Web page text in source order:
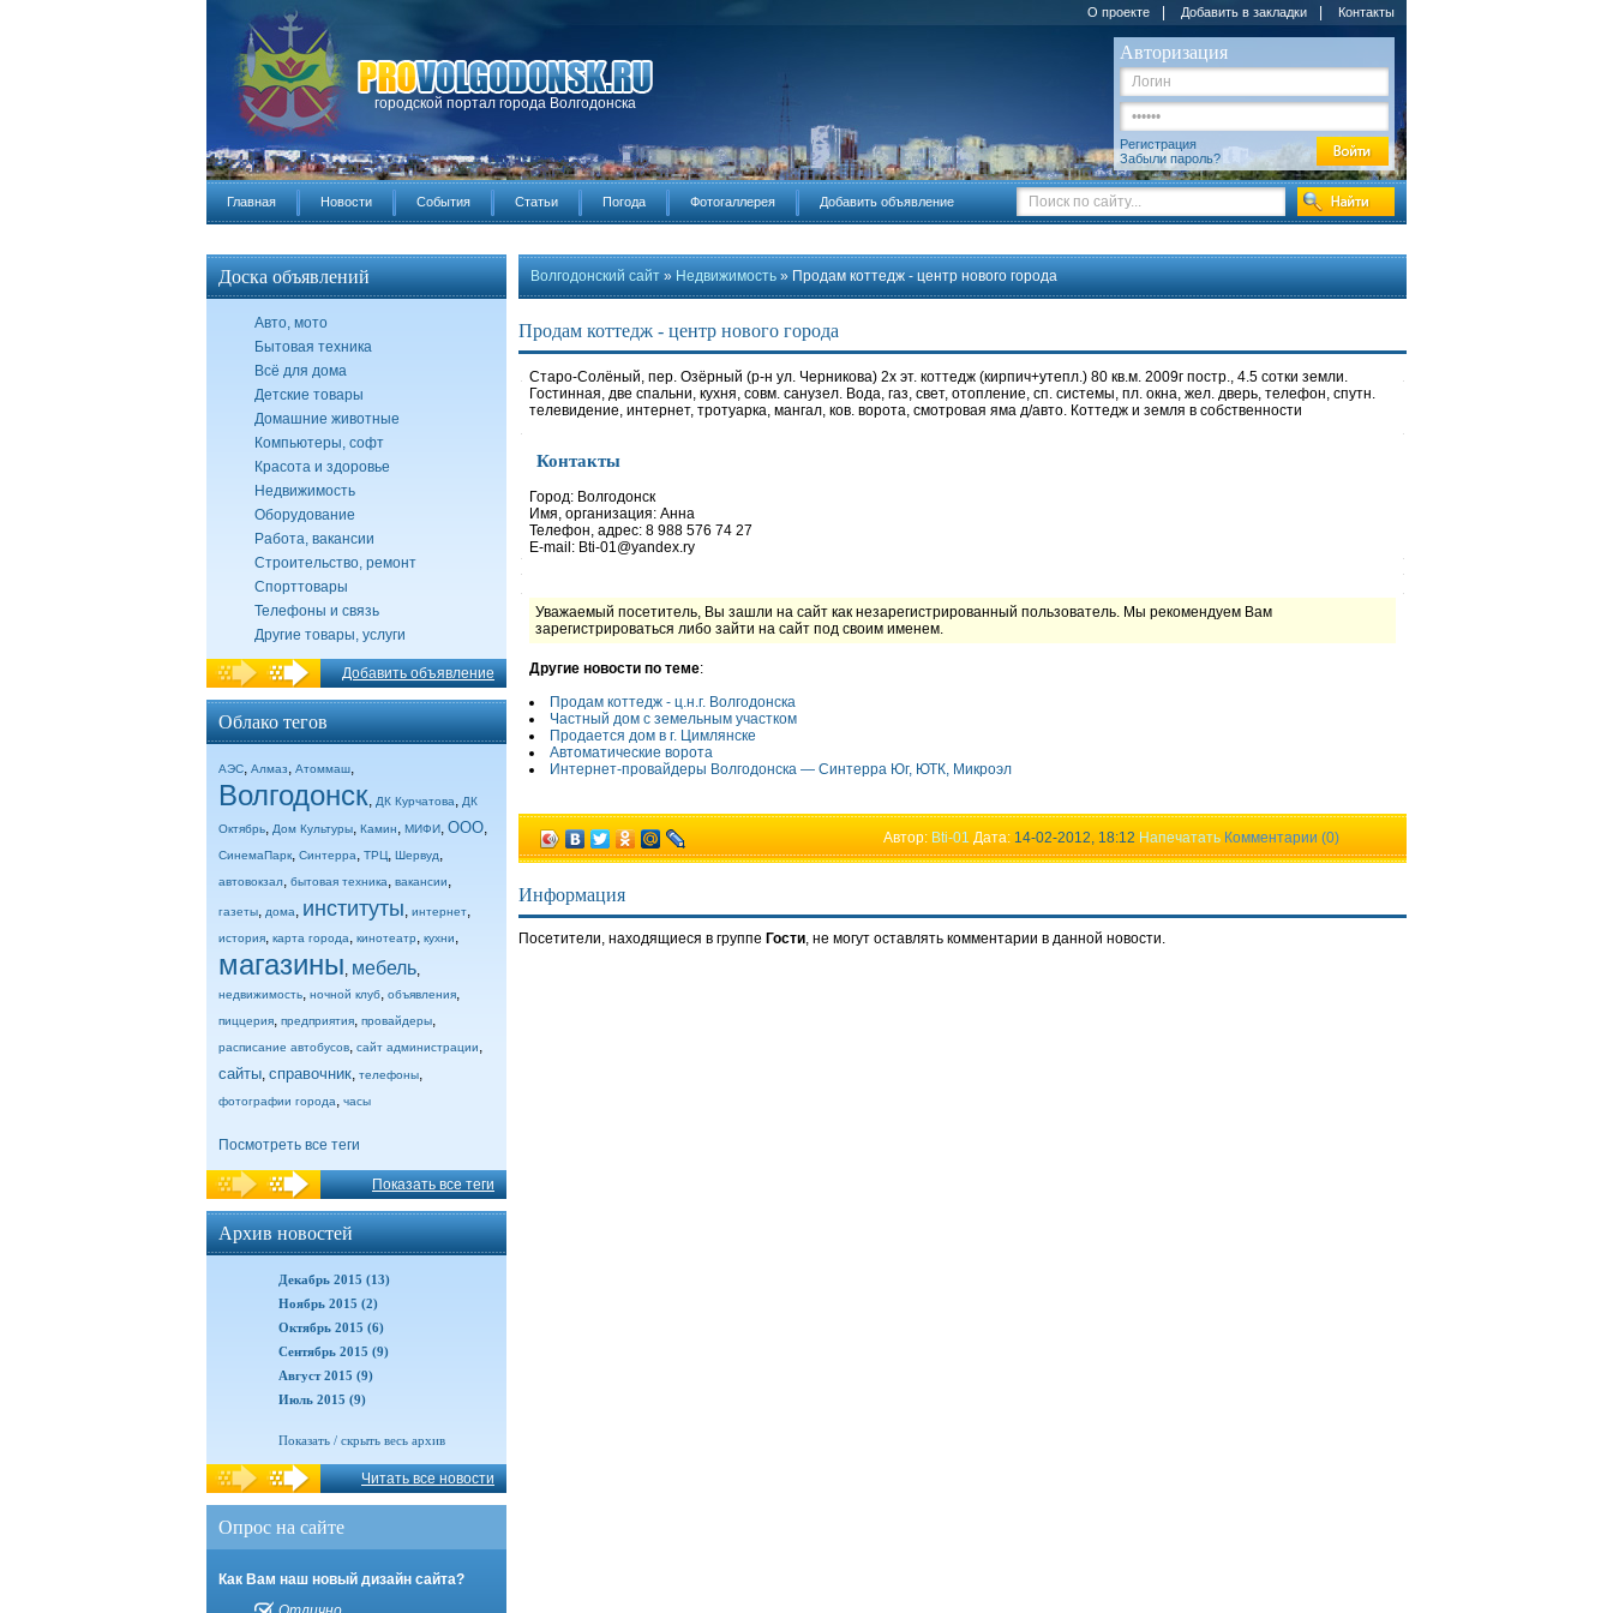
городской портал города Волгодонска
О проекте Добавить в закладки Контакты
Авторизация
Регистрация
Забыли пароль?
Главная Новости События Статьи Погода Фотогаллерея Добавить объявление
Доска объявлений
Авто, мото
Бытовая техника
Всё для дома
Детские товары
Домашние животные
Компьютеры, софт
Красота и здоровье
Недвижимость
Оборудование
Работа, вакансии
Строительство, ремонт
Спорттовары
Телефоны и связь
Другие товары, услуги
Добавить объявление
Облако тегов
АЭС, Алмаз, Атоммаш,
Волгодонск, ДК Курчатова, ДК
Октябрь, Дом Культуры, Камин, МИФИ, ООО,
СинемаПарк, Синтерра, ТРЦ, Шервуд,
автовокзал, бытовая техника, вакансии,
газеты, дома, институты, интернет,
история, карта города, кинотеатр, кухни,
магазины, мебель,
недвижимость, ночной клуб, объявления,
пиццерия, предприятия, провайдеры,
расписание автобусов, сайт администрации,
сайты, справочник, телефоны,
фотографии города, часы
Посмотреть все теги
Показать все теги
Архив новостей
Декабрь 2015 (13)
Ноябрь 2015 (2)
Октябрь 2015 (6)
Сентябрь 2015 (9)
Август 2015 (9)
Июль 2015 (9)
Показать / скрыть весь архив
Читать все новости
Опрос на сайте
Как Вам наш новый дизайн сайта?
Волгодонский сайт » Недвижимость » Продам коттедж - центр нового города
Продам коттедж - центр нового города
Старо-Солёный, пер. Озёрный (р-н ул. Черникова) 2х эт. коттедж (кирпич+утепл.) 80 кв.м. 2009г постр., 4.5 сотки земли.
Гостинная, две спальни, кухня, совм. санузел. Вода, газ, свет, отопление, сп. системы, пл. окна, жел. дверь, телефон, спутн.
телевидение, интернет, тротуарка, мангал, ков. ворота, смотровая яма д/авто. Коттедж и земля в собственности
Контакты
Город: Волгодонск
Имя, организация: Анна
Телефон, адрес: 8 988 576 74 27
E-mail: Bti-01@yandex.ry
Уважаемый посетитель, Вы зашли на сайт как незарегистрированный пользователь. Мы рекомендуем Вам
зарегистрироваться либо зайти на сайт под своим именем.
Другие новости по теме:
Продам коттедж - ц.н.г. Волгодонска
Частный дом с земельным участком
Продается дом в г. Цимлянске
Автоматические ворота
Интернет-провайдеры Волгодонска — Синтерра Юг, ЮТК, Микроэл
Автор: Bti-01 Дата: 14-02-2012, 18:12 Напечатать Комментарии (0)
Информация
Посетители, находящиеся в группе Гости, не могут оставлять комментарии в данной новости.